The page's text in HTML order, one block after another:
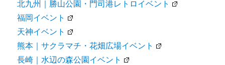
北九州｜勝山公園・門司港レトロイベント
福岡イベント
天神イベント
熊本｜サクラマチ・花畑広場イベント
長崎｜水辺の森公園イベント